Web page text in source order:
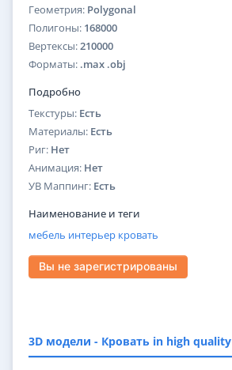
Геометрия: Polygonal
Полигоны: 168000
Вертексы:210000
Форматы: .max .obj
Подробно
Текстуры: Есть
Материалы: Есть
Риг: Нет
Анимация: Нет
УВ Маппинг: Есть
Наименование и теги
мебель интерьер кровать
Вы не зарегистрированы
3D модели - Кровать in high quality